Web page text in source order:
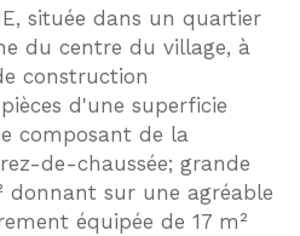
située dans un quartier
du centre du village, à
construction
d'une superficie
composant de la
de-chaussée; grande
donnant sur une agréable
équipée de 17 m²